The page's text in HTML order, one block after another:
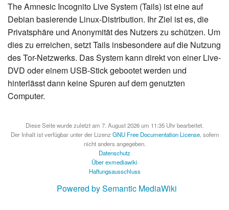
The Amnesic Incognito Live System (Tails) ist eine auf
Debian basierende Linux-Distribution. Ihr Ziel ist es, die
Privatsphäre und Anonymität des Nutzers zu schützen. Um
dies zu erreichen, setzt Tails insbesondere auf die Nutzung
des Tor-Netzwerks. Das System kann direkt von einer Live-
DVD oder einem USB-Stick gebootet werden und
hinterlässt dann keine Spuren auf dem genutzten
Computer.
Diese Seite wurde zuletzt am 7. August 2026 um 11:35 Uhr bearbeitet.
Der Inhalt ist verfügbar unter der LizenzGNU Free Documentation License, sofern
nicht anders angegeben.
Datenschutz
Über exmediawiki
Haftungsausschluss
Powered by Semantic MediaWiki